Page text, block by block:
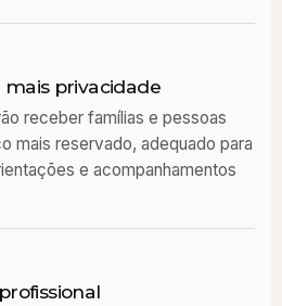
privacidade
receber famílias e pessoas
mais reservado, adequado para
e acompanhamentos